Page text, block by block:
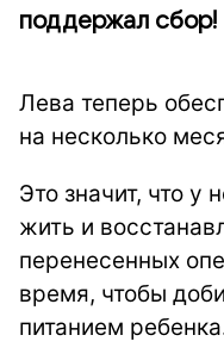
поддержал сбор!
Лева теперь
на несколько
Это значит, что у
жить и
перенесенных
время, чтобы
питанием